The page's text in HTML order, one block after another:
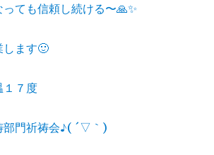
ても信頼し続ける〜🙏✨
します🙂
１７度
部門祈祷会♪( ´▽｀)